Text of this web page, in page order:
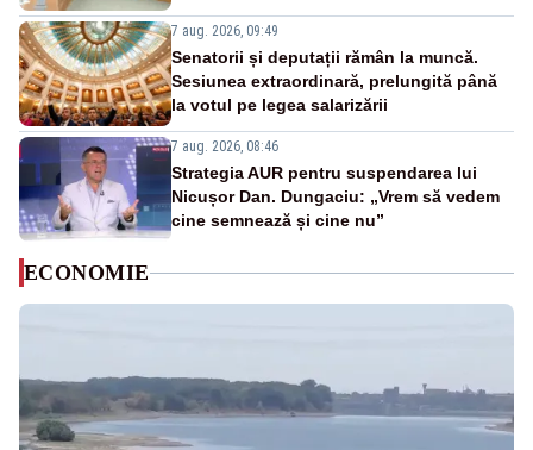
7 aug. 2026, 09:49
Senatorii și deputații rămân la muncă.
Sesiunea extraordinară, prelungită până
la votul pe legea salarizării
7 aug. 2026, 08:46
Strategia AUR pentru suspendarea lui
Nicușor Dan. Dungaciu: „Vrem să vedem
cine semnează și cine nu”
ECONOMIE